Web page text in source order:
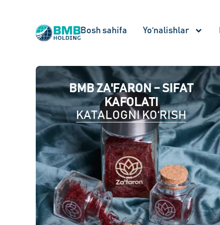
Bosh sahifa Yo‘nalishlar
BMB ZA'FARON – SIFAT
KAFOLATI
KATALOGNI KO‘RISH